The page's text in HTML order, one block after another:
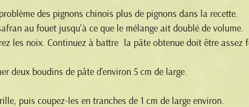
des pignons chinois plus de pignons dans la recette.
au fouet jusqu'à ce que le mélange ait doublé de volume.
les noix. Continuez à battre la pâte obtenue doit être assez
deux boudins de pâte d'environ 5 cm de large.
puis coupez-les en tranches de 1 cm de large environ.